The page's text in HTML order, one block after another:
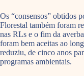
Os “consensos” obtidos
Florestal também foram
nas RLs e o fim da
foram bem aceitas ao
reduziu, de cinco anos
programas ambientais.